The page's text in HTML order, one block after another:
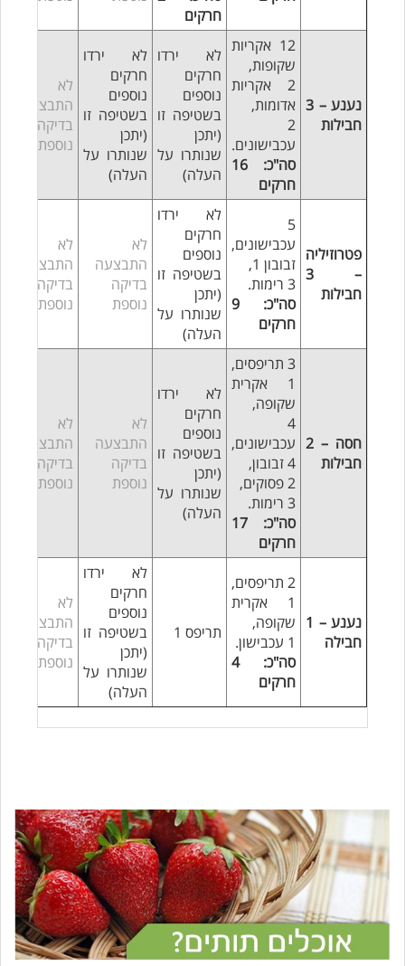
חרקים
נענע – 3
חבילות
12 אקריות
שקופות,
2 אקריות
אדומות,
2
עכבישונים.
סה"כ: 16
חרקים
לא ירדו
חרקים
נוספים
בשטיפה זו
(יתכן
שנותרו על
העלה)
לא ירדו
חרקים
נוספים
בשטיפה זו
(יתכן
שנותרו על
העלה)
לא
התבצעה
בדיקה
נוספת
פטרוזיליה
– 3
חבילות
5
עכבישונים,
זבובון 1,
3 רימות.
סה"כ: 9
חרקים
לא ירדו
חרקים
נוספים
בשטיפה זו
(יתכן
שנותרו על
העלה)
לא
התבצעה
בדיקה
נוספת
לא
התבצעה
בדיקה
נוספת
חסה – 2
חבילות
3 תריפסים,
1 אקרית
שקופה,
4
עכבישונים,
4 זבובון,
2 פסוקים,
3 רימות.
סה"כ: 17
חרקים
לא ירדו
חרקים
נוספים
בשטיפה זו
(יתכן
שנותרו על
העלה)
לא
התבצעה
בדיקה
נוספת
לא
התבצעה
בדיקה
נוספת
נענע – 1
חבילה
2 תריפסים,
1 אקרית
שקופה,
1 עכבישון.
סה"כ: 4
חרקים
תריפס 1
לא ירדו
חרקים
נוספים
בשטיפה זו
(יתכן
שנותרו על
העלה)
לא
התבצעה
בדיקה
נוספת